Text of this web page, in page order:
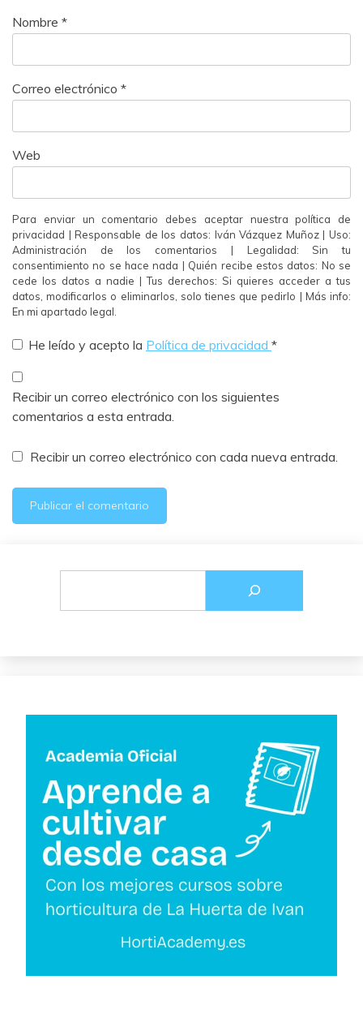
Nombre *
Correo electrónico *
Web
Para enviar un comentario debes aceptar nuestra política de
privacidad | Responsable de los datos: Iván Vázquez Muñoz | Uso:
Administración de los comentarios | Legalidad: Sin tu
consentimiento no se hace nada | Quién recibe estos datos: No se
cede los datos a nadie | Tus derechos: Si quieres acceder a tus
datos, modificarlos o eliminarlos, solo tienes que pedirlo | Más info:
En mi apartado legal.
He leído y acepto la Política de privacidad *
Recibir un correo electrónico con los siguientes
comentarios a esta entrada.
Recibir un correo electrónico con cada nueva entrada.